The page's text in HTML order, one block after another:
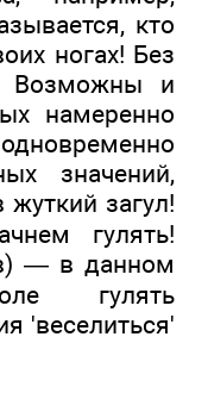
кто
ногах! Без
Возможны и
намеренно
значений,
загул!
гулять!
— в данном
гулять
'веселиться'